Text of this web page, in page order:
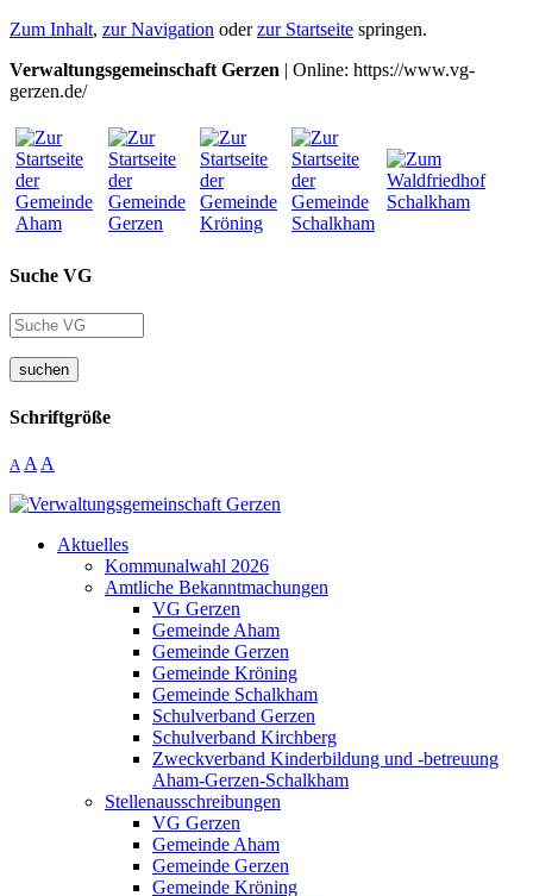
Zum Inhalt, zur Navigation oderzur Startseite springen.
Verwaltungsgemeinschaft Gerzen | Online: https://www.vg-
gerzen.de/
Suche VG
suchen
Schriftgröße
A A A
Aktuelles
Kommunalwahl 2026
Amtliche Bekanntmachungen
VG Gerzen
Gemeinde Aham
Gemeinde Gerzen
Gemeinde Kröning
Gemeinde Schalkham
Schulverband Gerzen
Schulverband Kirchberg
Zweckverband Kinderbildung und -betreuung
Aham-Gerzen-Schalkham
Stellenausschreibungen
VG Gerzen
Gemeinde Aham
Gemeinde Gerzen
Gemeinde Kröning